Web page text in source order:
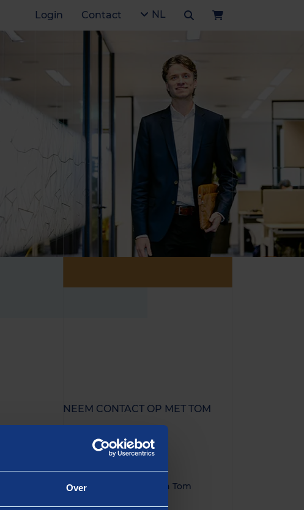
Over
Login Contact NL
NEEM CONTACT OP MET TOM
Mail Tom
Bekijk LinkedIn van Tom